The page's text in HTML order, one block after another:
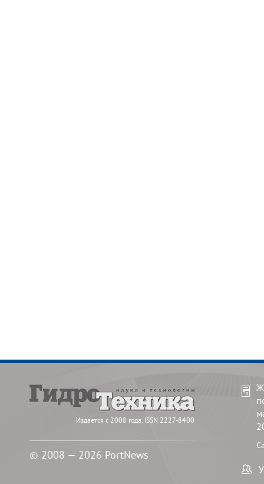
Издается с 2008 года. ISSN 2227-8400
© 2008 — 2026 PortNews